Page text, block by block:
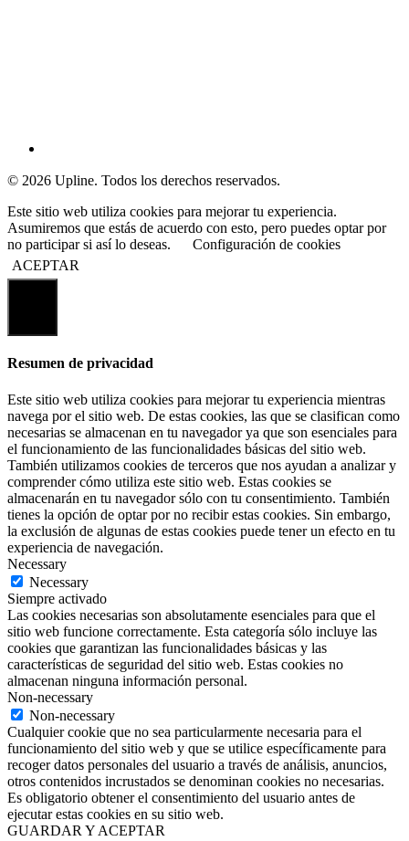
© 2026 Upline. Todos los derechos reservados.
Este sitio web utiliza cookies para mejorar tu experiencia.
Asumiremos que estás de acuerdo con esto, pero puedes optar por
no participar si así lo deseas.
Configuración de cookies
ACEPTAR
Resumen de privacidad
Este sitio web utiliza cookies para mejorar tu experiencia mientras
navega por el sitio web. De estas cookies, las que se clasifican como
necesarias se almacenan en tu navegador ya que son esenciales para
el funcionamiento de las funcionalidades básicas del sitio web.
También utilizamos cookies de terceros que nos ayudan a analizar y
comprender cómo utiliza este sitio web. Estas cookies se
almacenarán en tu navegador sólo con tu consentimiento. También
tienes la opción de optar por no recibir estas cookies. Sin embargo,
la exclusión de algunas de estas cookies puede tener un efecto en tu
experiencia de navegación.
Necessary
Necessary
Siempre activado
Las cookies necesarias son absolutamente esenciales para que el
sitio web funcione correctamente. Esta categoría sólo incluye las
cookies que garantizan las funcionalidades básicas y las
características de seguridad del sitio web. Estas cookies no
almacenan ninguna información personal.
Non-necessary
Non-necessary
Cualquier cookie que no sea particularmente necesaria para el
funcionamiento del sitio web y que se utilice específicamente para
recoger datos personales del usuario a través de análisis, anuncios,
otros contenidos incrustados se denominan cookies no necesarias.
Es obligatorio obtener el consentimiento del usuario antes de
ejecutar estas cookies en su sitio web.
GUARDAR Y ACEPTAR